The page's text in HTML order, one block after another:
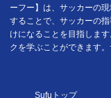
ーフー】は、サッカーの
することで、サッカーの
けになることを目指しま
クを学ぶことができます
Sufuトップ